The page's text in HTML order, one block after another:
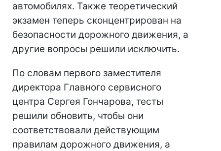
автомобилях. Также теоретический
экзамен теперь сконцентрирован на
безопасности дорожного движения, а
другие вопросы решили исключить.
По словам первого заместителя
директора Главного сервисного
центра Сергея Гончарова, тесты
решили обновить, чтобы они
соответствовали действующим
правилам дорожного движения, а